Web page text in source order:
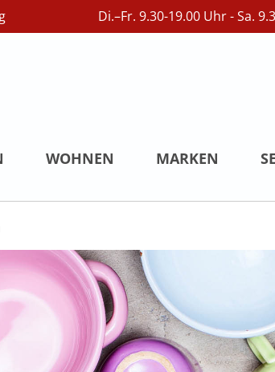
Di.–Fr. 9.30-19.00 Uhr - Sa.
WOHNEN MARKEN